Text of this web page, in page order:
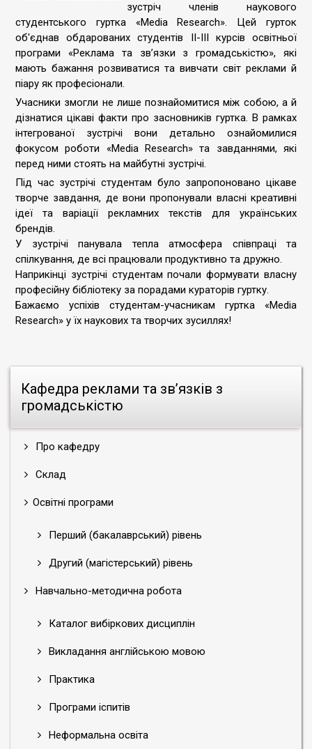
Кафедра реклами та зв’язків з
громадськістю
Про кафедру
Склад
Освітні програми
Перший (бакалаврський) рівень
Другий (магістерський) рівень
Навчально-методична робота
Каталог вибіркових дисциплін
Викладання англійською мовою
Практика
Програми іспитів
Неформальна освіта
зустріч членів наукового
студентського гуртка «Media Research». Цей гурток
об'єднав обдарованих студентів II-III курсів освітньої
програми «Реклама та зв’язки з громадськістю», які
мають бажання розвиватися та вивчати світ реклами й
піару як професіонали.
Учасники змогли не лише познайомитися між собою, а й
дізнатися цікаві факти про засновників гуртка. В рамках
інтегрованої зустрічі вони детально ознайомилися
фокусом роботи «Media Research» та завданнями, які
перед ними стоять на майбутні зустрічі.
Під час зустрічі студентам було запропоновано цікаве
творче завдання, де вони пропонували власні креативні
ідеї та варіації рекламних текстів для українських
брендів.
У зустрічі панувала тепла атмосфера співпраці та
спілкування, де всі працювали продуктивно та дружно.
Наприкінці зустрічі студентам почали формувати власну
професійну бібліотеку за порадами кураторів гуртку.
Бажаємо успіхів студентам-учасникам гуртка «Media
Research» у їх наукових та творчих зусиллях!